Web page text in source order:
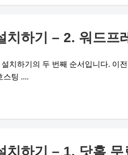
치하기 – 2. 워드프
치하기의 두 번째 순서입니다. 이전
스팅 ....
치하기 – 1. 닷홈 무